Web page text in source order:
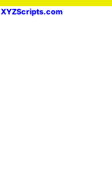
XYZScripts.com